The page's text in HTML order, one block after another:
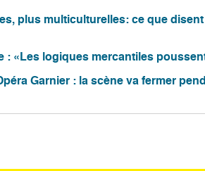
plus multiculturelles: ce que
: «Les logiques mercantiles
Garnier : la scène va fermer